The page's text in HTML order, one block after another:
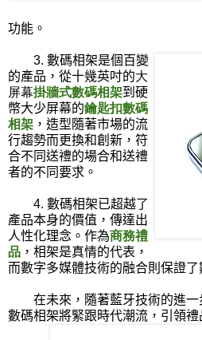
功能。
3. 數碼相架是個百變
的產品，從十幾英吋的大
屏幕掛牆式數碼相架到硬
幣大少屏幕的鑰匙扣數碼
相架 ，造型隨著市場的流
行趨勢而更換和創新，符
合不同送禮的場合和送禮
者的不同要求。
4. 數碼相架已超越了
產品本身的價值，傳達出
人性化理念。作為商務禮
品 ，相架是真情的代表，
而數字多媒體技術的融合則保證了
在未來，隨著藍牙技術的進
數碼相架將緊跟時代潮流，引領禮